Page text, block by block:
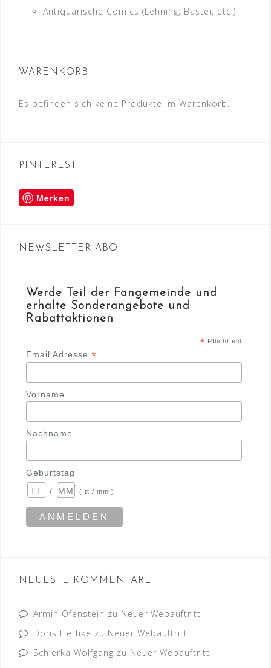
Antiquarische Comics (Lehning, Bastei, etc.)
WARENKORB
Es befinden sich keine Produkte im Warenkorb.
PINTEREST
Merken
NEWSLETTER ABO
Werde Teil der Fangemeinde und
erhalte Sonderangebote und
Rabattaktionen
* Pflichtfeld
Email Adresse *
Vorname
Nachname
Geburtstag
/
( tt / mm )
NEUESTE KOMMENTARE
Armin Ofenstein zu Neuer Webauftritt
Doris Hethke zu Neuer Webauftritt
Schlerka Wolfgang zu Neuer Webauftritt